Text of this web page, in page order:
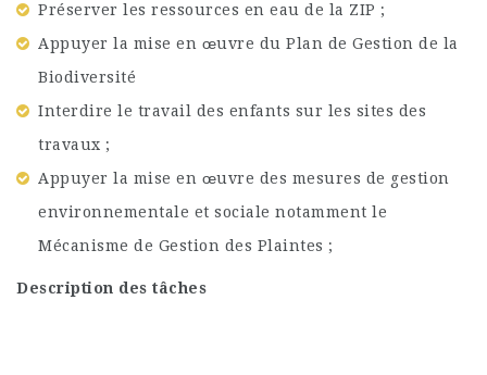
Préserver les ressources en eau de la ZIP ;
Appuyer la mise en œuvre du Plan de Gestion de la
Biodiversité
Interdire le travail des enfants sur les sites des
travaux ;
Appuyer la mise en œuvre des mesures de gestion
environnementale et sociale notamment le
Mécanisme de Gestion des Plaintes ;
Description des tâches